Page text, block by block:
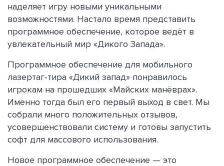
наделяет игру новыми уникальными
возможностями. Настало время представить
программное обеспечение, которое ведёт в
увлекательный мир «Дикого Запада».
Программное обеспечение для мобильного
лазертаг-тира «Дикий запад» понравилось
игрокам на прошедших «Майских манёврах».
Именно тогда был его первый выход в свет. Мы
собрали много положительных отзывов,
усовершенствовали систему и готовы запустить
софт для массового использования.
Новое программное обеспечение — это